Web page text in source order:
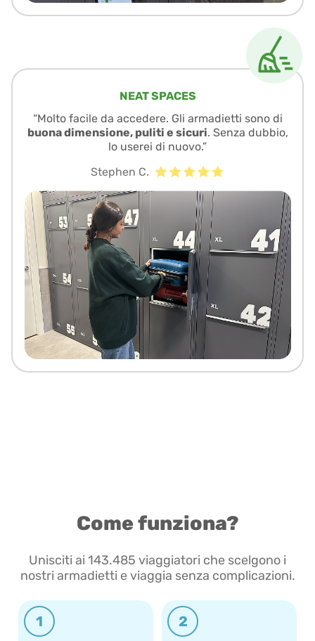
NEAT SPACES
“Molto facile da accedere. Gli armadietti sono di
buona dimensione, puliti e sicuri. Senza dubbio,
lo userei di nuovo.”
Stephen C.
Come funziona?
Unisciti ai 143.485 viaggiatori che scelgono i
nostri armadietti e viaggia senza complicazioni.
1 2